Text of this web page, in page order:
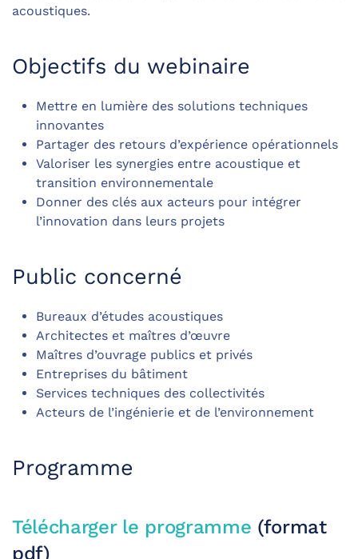
acoustiques.
Objectifs du webinaire
Mettre en lumière des solutions techniques
innovantes
Partager des retours d’expérience opérationnels
Valoriser les synergies entre acoustique et
transition environnementale
Donner des clés aux acteurs pour intégrer
l’innovation dans leurs projets
Public concerné
Bureaux d’études acoustiques
Architectes et maîtres d’œuvre
Maîtres d’ouvrage publics et privés
Entreprises du bâtiment
Services techniques des collectivités
Acteurs de l’ingénierie et de l’environnement
Programme
Télécharger le programme (format
pdf)